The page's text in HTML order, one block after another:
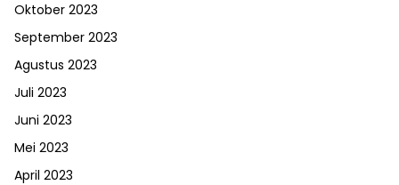
Oktober 2023
September 2023
Agustus 2023
Juli 2023
Juni 2023
Mei 2023
April 2023